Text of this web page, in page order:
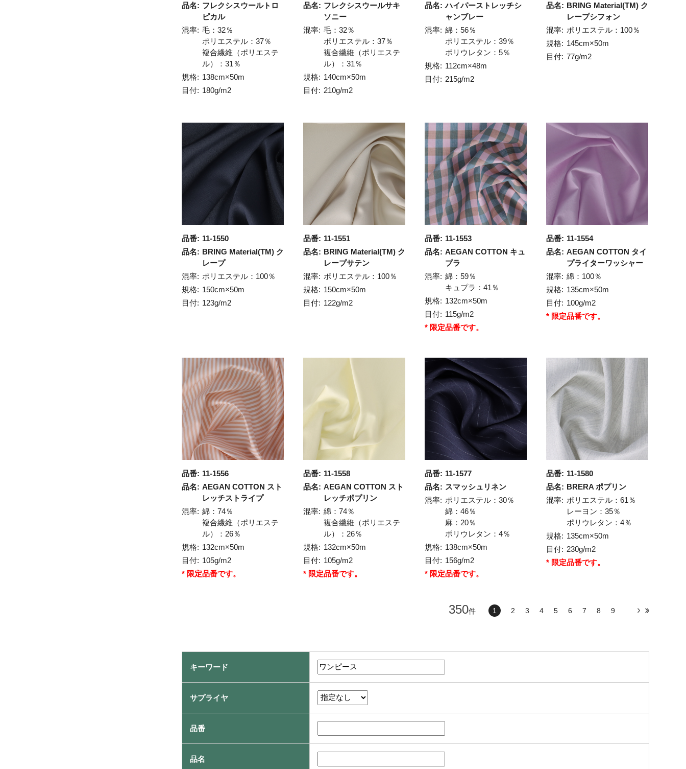
品名: フレクシスウールトロ
ピカル
混率: 毛：32％
ポリエステル：37％
複合繊維（ポリエステ
ル）：31％
規格: 138cm×50m
目付: 180g/m2
品名: フレクシスウールサキ
ソニー
混率: 毛：32％
ポリエステル：37％
複合繊維（ポリエステ
ル）：31％
規格: 140cm×50m
目付: 210g/m2
品名: ハイパーストレッチシ
ャンブレー
混率: 綿：56％
ポリエステル：39％
ポリウレタン：5％
規格: 112cm×48m
目付: 215g/m2
品名: BRING Material(TM) ク
レープシフォン
混率: ポリエステル：100％
規格: 145cm×50m
目付: 77g/m2
品番: 11-1550
品名: BRING Material(TM) ク
レープ
混率: ポリエステル：100％
規格: 150cm×50m
目付: 123g/m2
品番: 11-1551
品名: BRING Material(TM) ク
レープサテン
混率: ポリエステル：100％
規格: 150cm×50m
目付: 122g/m2
品番: 11-1553
品名: AEGAN COTTON キュ
プラ
混率: 綿：59％
キュプラ：41％
規格: 132cm×50m
目付: 115g/m2
* 限定品番です。
品番: 11-1554
品名: AEGAN COTTON タイ
プライターワッシャー
混率: 綿：100％
規格: 135cm×50m
目付: 100g/m2
* 限定品番です。
品番: 11-1556
品名: AEGAN COTTON スト
レッチストライプ
混率: 綿：74％
複合繊維（ポリエステ
ル）：26％
規格: 132cm×50m
目付: 105g/m2
* 限定品番です。
品番: 11-1558
品名: AEGAN COTTON スト
レッチポプリン
混率: 綿：74％
複合繊維（ポリエステ
ル）：26％
規格: 132cm×50m
目付: 105g/m2
* 限定品番です。
品番: 11-1577
品名: スマッシュリネン
混率: ポリエステル：30％
綿：46％
麻：20％
ポリウレタン：4％
規格: 138cm×50m
目付: 156g/m2
* 限定品番です。
品番: 11-1580
品名: BRERA ポプリン
混率: ポリエステル：61％
レーヨン：35％
ポリウレタン：4％
規格: 135cm×50m
目付: 230g/m2
* 限定品番です。
350件 1 2 3 4 5 6 7 8 9
キーワード
サプライヤ
品番
品名